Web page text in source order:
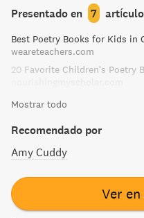
take the garbage out. It is
shadow and plant
fly, sisters are auctioned
dentist.Shel Silverstein's
and drawings stretches
Presentado en 7
Best Poetry Books for Kids in
weareteachers.com
20 Favorite Children's Poetry
Mostrar todo
Recomendado por
Amy Cuddy
Ver